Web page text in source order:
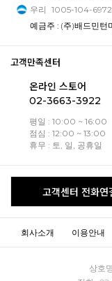
우리 1005-104-
예금주 : (주)배드민턴
고객만족센터
온라인 스토어
02-3663-3922
평일 : 10:00 ~ 16:00
점심 : 12:00 ~ 13:00
휴무 : 토, 일, 공휴일
고객센터 전화연
회사소개 이용안내
상호